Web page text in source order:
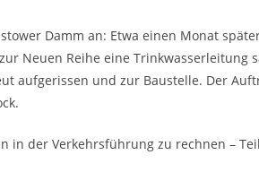
Damm an: Etwa einen Monat
Neuen Reihe eine
aufgerissen und zur Baustelle. Der
in der Verkehrsführung zu rechnen –